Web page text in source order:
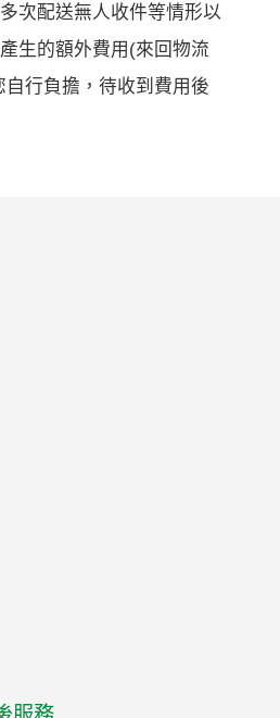
次配送無人收件等情形以
生的額外費用(來回物流
行負擔，待收到費用後